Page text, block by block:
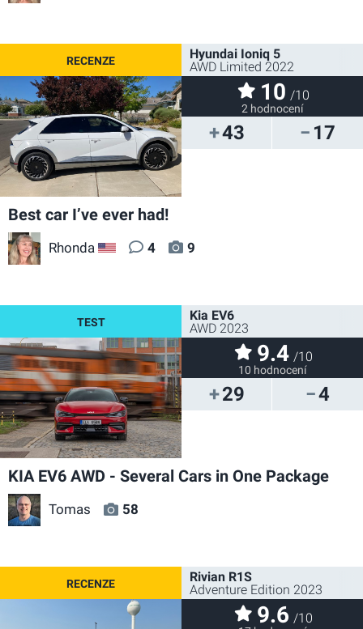
43 17
Hyundai Ioniq 5
AWD Limited 2022
10 /10
2 hodnocení
Best car I’ve ever had!
Rhonda US 4 9
29 4
Kia EV6
AWD 2023
9.4 /10
10 hodnocení
KIA EV6 AWD - Several Cars in One Package
Tomas 58
Rivian R1S
Adventure Edition 2023
9.6 /10